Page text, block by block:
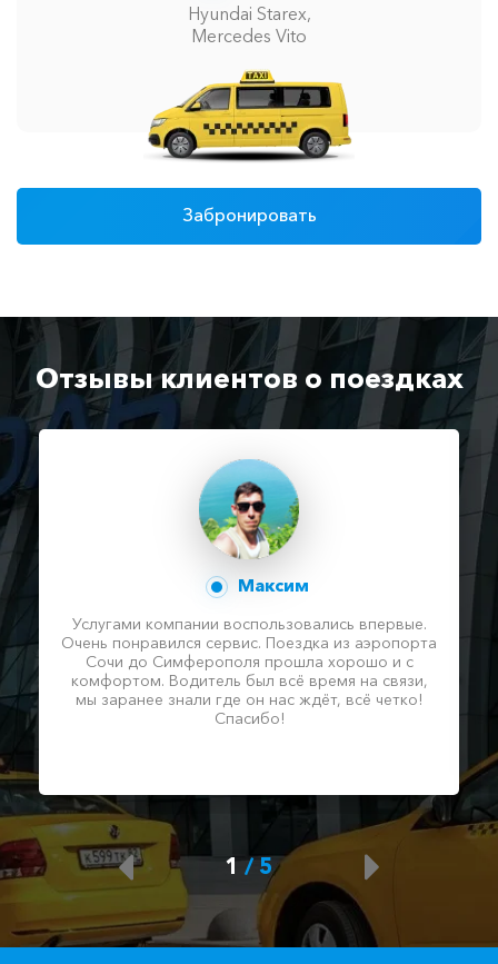
Hyundai Starex,
Mercedes Vito
Забронировать
Отзывы клиентов о поездках
Максим
Услугами компании воспользовались впервые.
Очень понравился сервис. Поездка из аэропорта
Сочи до Симферополя прошла хорошо и с
комфортом. Водитель был всё время на связи,
мы заранее знали где он нас ждёт, всё четко!
Спасибо!
1/ 5